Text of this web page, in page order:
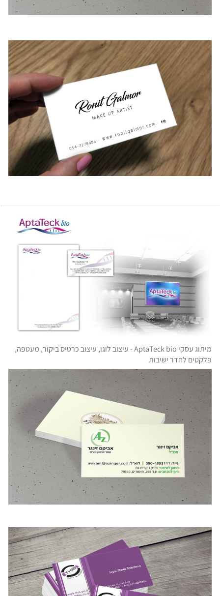
מיתוג עסקי AptaTeck bio - עיצוב לוגו, עיצוב כרטיס ביקור, מעטפה,
פלקטים לחדר ישיבות